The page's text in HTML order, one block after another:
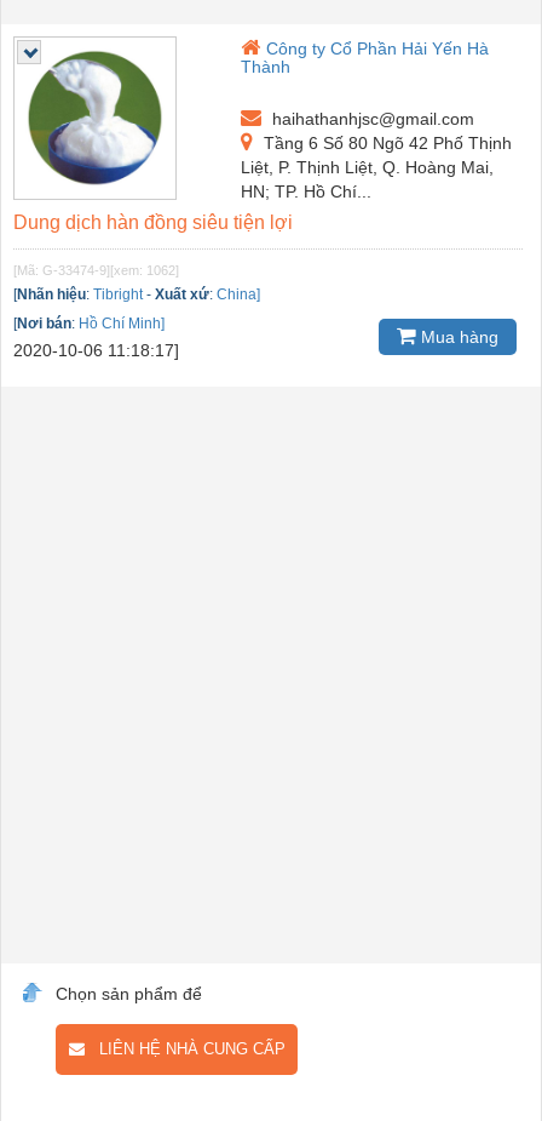
Công ty Cổ Phần Hải Yến Hà
Thành
haihathanhjsc@gmail.com
Tầng 6 Số 80 Ngõ 42 Phố Thịnh
Liệt, P. Thịnh Liệt, Q. Hoàng Mai,
HN; TP. Hồ Chí...
Dung dịch hàn đồng siêu tiện lợi
[Mã: G-33474-9] [xem: 1062]
[Nhãn hiệu: Tibright- Xuất xứ: China]
[Nơi bán: Hồ Chí Minh]
2020-10-06 11:18:17]
Mua hàng
Chọn sản phẩm để
LIÊN HỆ NHÀ CUNG CẤP